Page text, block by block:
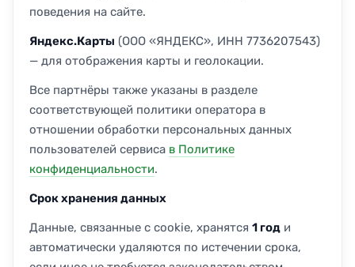
поведения на сайте.
Яндекс.Карты (ООО «ЯНДЕКС», ИНН 7736207543)
— для отображения карты и геолокации.
Все партнёры также указаны в разделе
соответствующей политики оператора в
отношении обработки персональных данных
пользователей сервиса в Политике
конфиденциальности.
Срок хранения данных
Данные, связанные с cookie, хранятся 1 год и
автоматически удаляются по истечении срока,